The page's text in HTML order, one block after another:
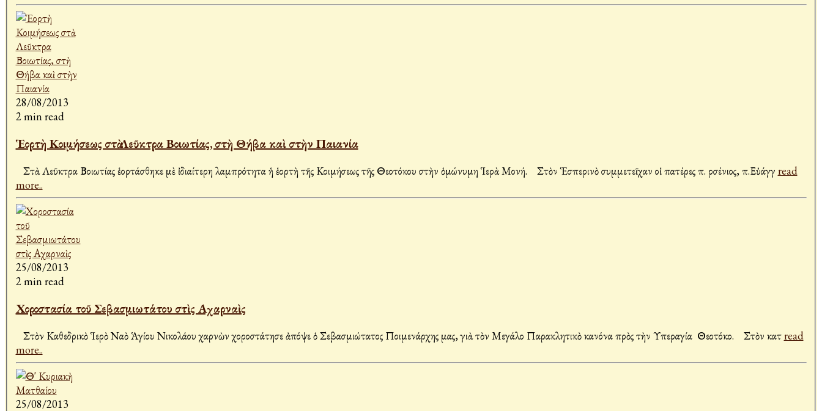
28/08/2013
2 min read
Ἑορτὴ Κοιμήσεως στὰ Λεῦκτρα Βοιωτίας, στὴ Θήβα καὶ στὴν Παιανία
Στὰ Λεῦκτρα Βοιωτίας ἑορτάσθηκε μὲ ἰδιαίτερη λαμπρότητα ἡ ἑορτὴ τῆς Κοιμήσεως τῆς Θεοτόκου στὴν ὁμώνυμη Ἱερὰ Μονή. Στὸν Ἑσπερινὸ συμμετεῖχαν οἱ πατέρες π. Ἀρσένιος, π.Εὐάγγ read
more..
25/08/2013
2 min read
Χοροστασία τοῦ Σεβασμιωτάτου στὶς Αχαρναὶς
Στὸν Καθεδρικὸ Ἱερὸ Ναὸ Ἁγίου Νικολάου Ἀχαρνὼν χοροστάτησε ἀπόψε ὁ Σεβασμιώτατος Ποιμενάρχης μας, γιὰ τὸν Μεγάλο Παρακλητικὸ κανόνα πρὸς τὴν Υπεραγία Θεοτόκο. Στὸν κατread
more..
25/08/2013